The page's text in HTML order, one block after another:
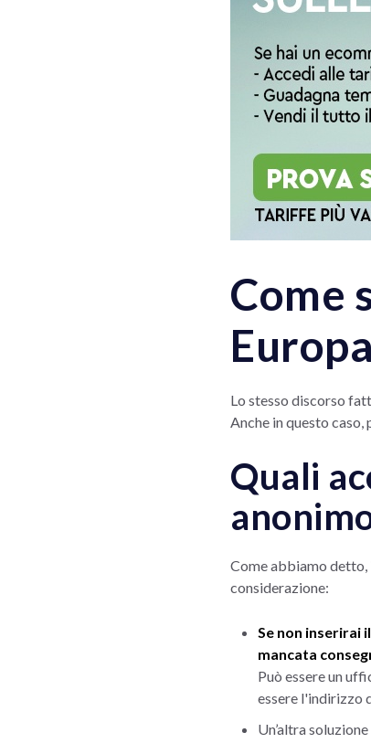
Come
Lo stesso discorso
Anche in questo
Quali
Come abbiamo detto,
considerazione:
Se non inserirai
mancata
Può essere un
essere l'indirizzo
Un’altra